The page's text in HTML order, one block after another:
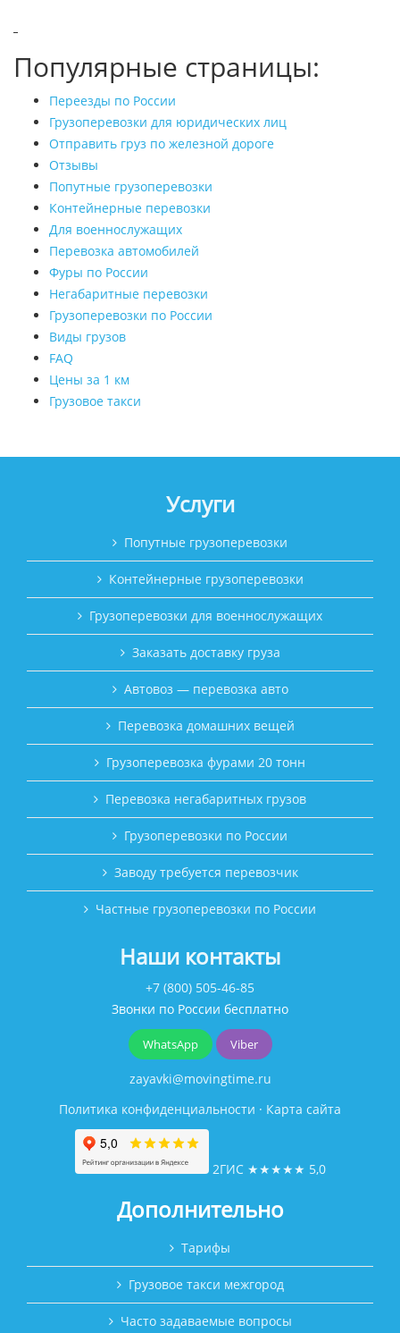
Популярные страницы:
Переезды по России
Грузоперевозки для юридических лиц
Отправить груз по железной дороге
Отзывы
Попутные грузоперевозки
Контейнерные перевозки
Для военнослужащих
Перевозка автомобилей
Фуры по России
Негабаритные перевозки
Грузоперевозки по России
Виды грузов
FAQ
Цены за 1 км
Грузовое такси
Услуги
Попутные грузоперевозки
Контейнерные грузоперевозки
Грузоперевозки для военнослужащих
Заказать доставку груза
Автовоз — перевозка авто
Перевозка домашних вещей
Грузоперевозка фурами 20 тонн
Перевозка негабаритных грузов
Грузоперевозки по России
Заводу требуется перевозчик
Частные грузоперевозки по России
Наши контакты
+7 (800) 505-46-85
Звонки по России бесплатно
WhatsApp Viber
zayavki@movingtime.ru
Политика конфиденциальности · Карта сайта
2ГИС ★★★★★ 5,0
Дополнительно
Тарифы
Грузовое такси межгород
Часто задаваемые вопросы